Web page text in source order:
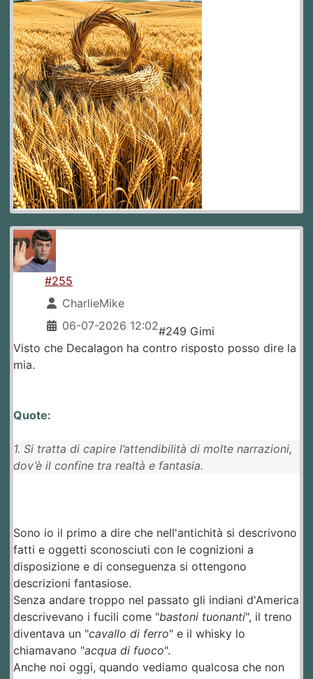
#255
CharlieMike
06-07-2026 12:02#249 Gimi
Visto che Decalagon ha contro risposto posso dire la
mia.
Quote:
1. Si tratta di capire l’attendibilità di molte narrazioni,
dov’è il confine tra realtà e fantasia.
Sono io il primo a dire che nell'antichità si descrivono
fatti e oggetti sconosciuti con le cognizioni a
disposizione e di conseguenza si ottengono
descrizioni fantasiose.
Senza andare troppo nel passato gli indiani d'America
descrivevano i fucili come "bastoni tuonanti", il treno
diventava un "cavallo di ferro" e il whisky lo
chiamavano "acqua di fuoco".
Anche noi oggi, quando vediamo qualcosa che non